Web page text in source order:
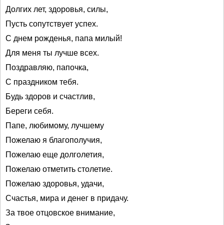
Долгих лет, здоровья, силы,
Пусть сопутствует успех.
С днем рожденья, папа милый!
Для меня ты лучше всех.
Поздравляю, папочка,
С праздником тебя.
Будь здоров и счастлив,
Береги себя.
Папе, любимому, лучшему
Пожелаю я благополучия,
Пожелаю еще долголетия,
Пожелаю отметить столетие.
Пожелаю здоровья, удачи,
Счастья, мира и денег в придачу.
За твое отцовское внимание,